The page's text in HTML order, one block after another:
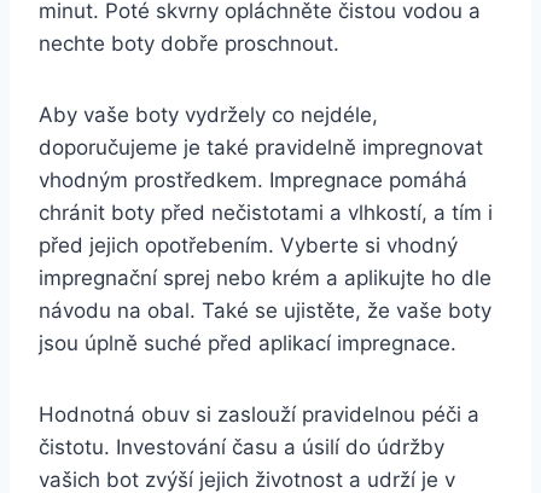
minut. Poté skvrny ‌opláchněte čistou vodou a‌
nechte boty dobře proschnout.
Aby vaše boty ​vydržely co nejdéle,
doporučujeme je ‌také⁤ pravidelně impregnovat
vhodným prostředkem. Impregnace⁣ pomáhá
chránit boty před ‍nečistotami a⁣ vlhkostí, ⁢a tím i
před jejich opotřebením. Vyberte ⁤si vhodný
impregnační sprej nebo ⁣krém a ​aplikujte ​ho dle
návodu na obal. Také ‌se ⁣ujistěte,⁢ že vaše​ boty
jsou⁢ úplně suché před aplikací ⁤impregnace.
Hodnotná⁣ obuv‍ si zaslouží​ pravidelnou péči a
čistotu. Investování času a úsilí ⁤do údržby
‍vašich bot⁢ zvýší​ jejich‍ životnost a udrží je ‍v‌